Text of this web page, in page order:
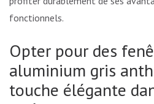
fonctionnels.
Opter pour des
aluminium gris
touche élégante